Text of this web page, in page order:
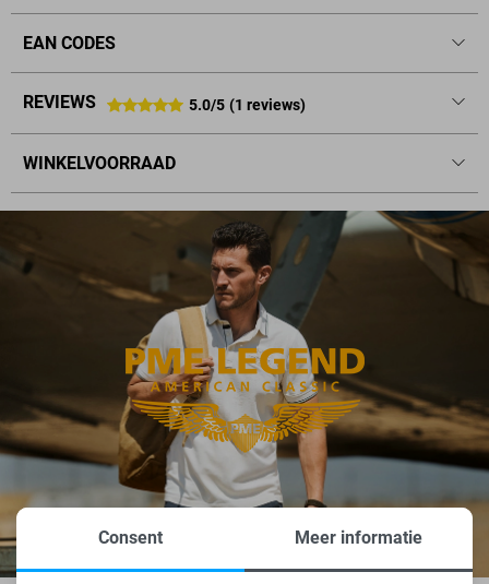
EAN CODES
REVIEWS 5.0/5 (1 reviews)
WINKELVOORRAAD
Consent Meer informatie